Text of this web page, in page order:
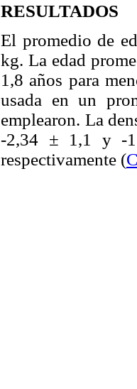
RESULTADOS
El promedio de
kg. La edad
1,8 años para
usada en un
emplearon. La
-2,34 ± 1,1 y -
respectivamente (